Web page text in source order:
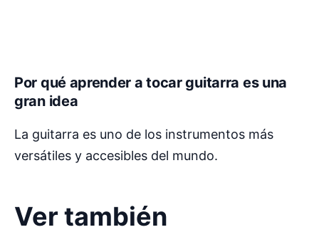
Por qué aprender a tocar guitarra es una
gran idea
La guitarra es uno de los instrumentos más
versátiles y accesibles del mundo.
Ver también